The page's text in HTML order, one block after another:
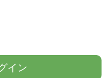
イン